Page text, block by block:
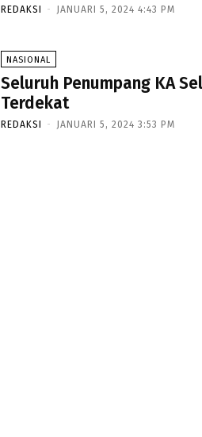
REDAKSI - JANUARI 5, 2024 4:43 PM
NASIONAL
Seluruh Penumpang KA
Terdekat
REDAKSI - JANUARI 5, 2024 3:53 PM